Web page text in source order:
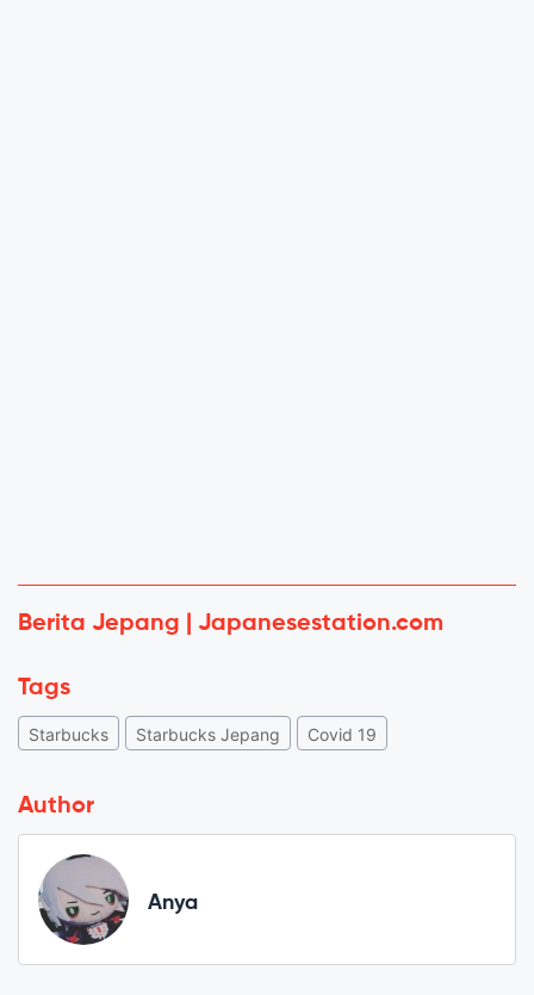
Berita Jepang | Japanesestation.com
Tags
Starbucks Starbucks Jepang Covid 19
Author
Anya